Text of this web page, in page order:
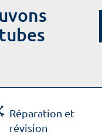
Réparation et
révision